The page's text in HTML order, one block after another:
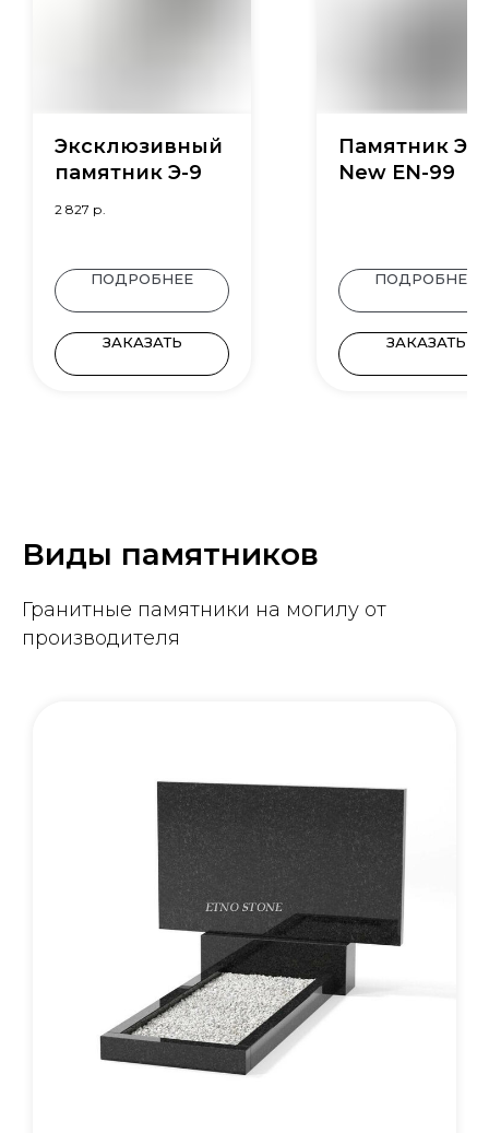
Эксклюзивный
памятник Э-9
2 827 р.
ПОДРОБНЕЕ
ЗАКАЗАТЬ
Памятник
New EN-99
ПОДРОБНЕЕ
ЗАКАЗАТЬ
Виды памятников
Гранитные памятники на могилу от
производителя